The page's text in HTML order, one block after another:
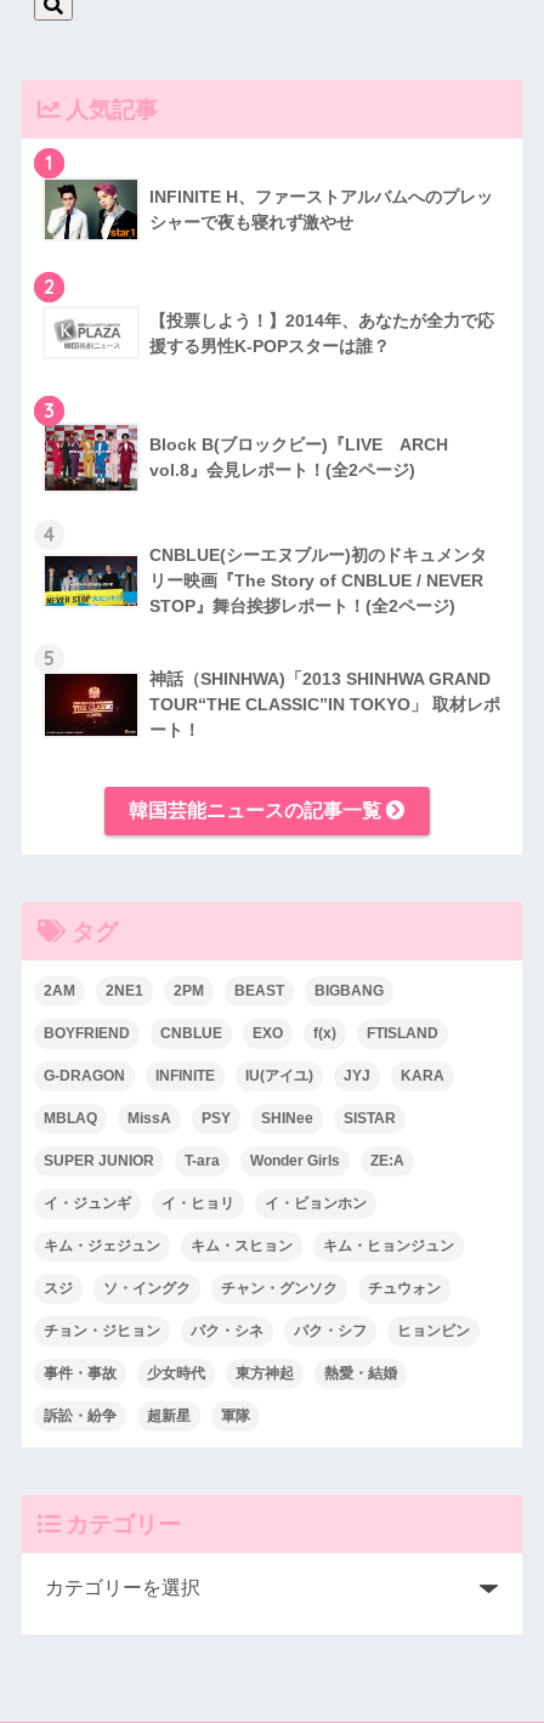
人気記事
1
INFINITE H、ファーストアルバムへのプレッ
シャーで夜も寝れず激やせ
2
【投票しよう！】2014年、あなたが全力で応
援する男性K-POPスターは誰？
3
Block B(ブロックビー)『LIVE ARCH
vol.8』会見レポート！(全2ページ)
4
CNBLUE(シーエヌブルー)初のドキュメンタ
リー映画『The Story of CNBLUE / NEVER
STOP』舞台挨拶レポート！(全2ページ)
5
神話（SHINHWA)「2013 SHINHWA GRAND
TOUR“THE CLASSIC”IN TOKYO」 取材レポ
ート！
韓国芸能ニュースの記事一覧
タグ
2AM 2NE1 2PM BEAST BIGBANG
BOYFRIEND CNBLUE EXO f(x) FTISLAND
G-DRAGON INFINITE IU(アイユ) JYJ KARA
MBLAQ MissA PSY SHINee SISTAR
SUPER JUNIOR T-ara Wonder Girls ZE:A
イ・ジュンギ イ・ヒョリ イ・ビョンホン
キム・ジェジュン キム・スヒョン キム・ヒョンジュン
スジ ソ・イングク チャン・グンソク チュウォン
チョン・ジヒョン パク・シネ パク・シフ ヒョンビン
事件・事故 少女時代 東方神起 熱愛・結婚
訴訟・紛争 超新星 軍隊
カテゴリー